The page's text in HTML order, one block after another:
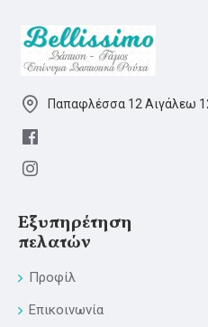
Παπαφλέσσα 12 Αιγάλεω
Εξυπηρέτηση
πελατών
Προφίλ
Επικοινωνία